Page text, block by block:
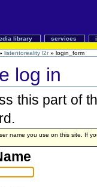
library services
listentoreality l2r» login_form
log in
this part of
details
name you use on this site. If